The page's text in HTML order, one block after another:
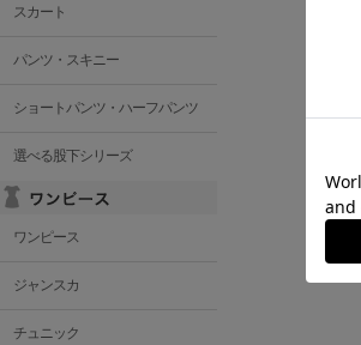
スカート
パンツ・スキニー
ショートパンツ・ハーフパンツ
選べる股下シリーズ
ワンピース
ジャンスカ
チュニック